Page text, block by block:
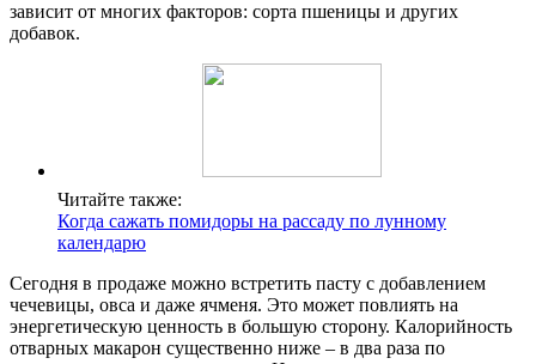
зависит от многих факторов: сорта пшеницы и других
добавок.
Читайте также:
Когда сажать помидоры на рассаду по лунному
календарю
Сегодня в продаже можно встретить пасту с добавлением
чечевицы, овса и даже ячменя. Это может повлиять на
энергетическую ценность в большую сторону. Калорийность
отварных макарон существенно ниже – в два раза по